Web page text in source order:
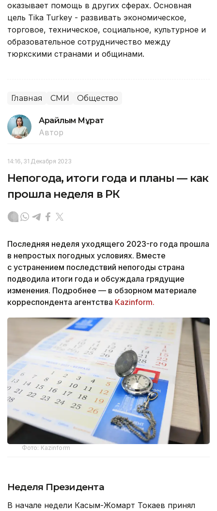
оказывает помощь в других сферах. Основная
цель Tika Turkey - развивать экономическое,
торговое, техническое, социальное, культурное и
образовательное сотрудничество между
тюркскими странами и общинами.
Главная СМИ Общество
Арайлым Мұрат
Автор
14:16, 31 Декабря 2023
Непогода, итоги года и планы — как
прошла неделя в РК
Последняя неделя уходящего 2023-го года прошла
в непростых погодных условиях. Вместе
с устранением последствий непогоды страна
подводила итоги года и обсуждала грядущие
изменения. Подробнее — в обзорном материале
корреспондента агентства Kazinform.
Фото: Kazinform
Неделя Президента
В начале недели Касым-Жомарт Токаев принял